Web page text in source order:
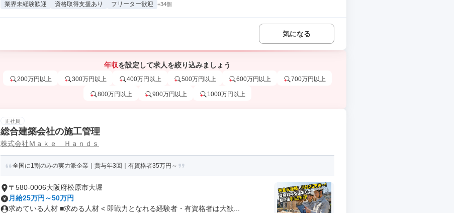
業界未経験歓迎 資格取得支援あり フリーター歓迎 +34個
気になる
年収を設定して求人を絞り込みましょう
200万円以上 300万円以上 400万円以上 500万円以上 600万円以上 700万円以上
800万円以上 900万円以上 1000万円以上
正社員
総合建築会社の施工管理
株式会社Ｍａｋｅ Ｈａｎｄｓ
全国に1割のみの実力派企業｜賞与年3回｜有資格者35万円～
〒580-0006大阪府松原市大堀
月給25万円～50万円
求めている人材 ■求める人材 < 即戦力となれる経験者・有資格者は大歓...